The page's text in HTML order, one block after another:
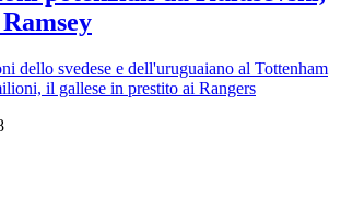
dello svedese e dell'uruguaiano al Tottenham
il gallese in prestito ai Rangers